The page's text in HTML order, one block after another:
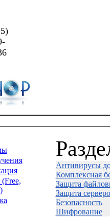
Антивирусы
Комплексная
Защита
Защита
Безопасность
Шифрование